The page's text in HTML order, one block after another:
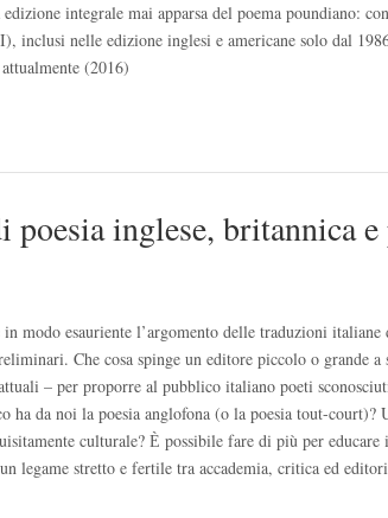
integrale mai apparsa del poema poundiano:
nelle edizione inglesi e americane solo dal
(2016)
inglese, britannica
modo esauriente l’argomento delle traduzioni
Che cosa spinge un editore piccolo o grande
– per proporre al pubblico italiano poeti
ha da noi la poesia anglofona (o la poesia tout-court)?
culturale? Ѐ possibile fare di più per educare
legame stretto e fertile tra accademia, critica ed